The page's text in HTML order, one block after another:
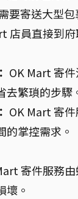
要寄送大型
店員直接到
OK Mart 寄
去繁瑣的步驟
OK Mart 寄
的掌控需求。
寄件服務
壞。